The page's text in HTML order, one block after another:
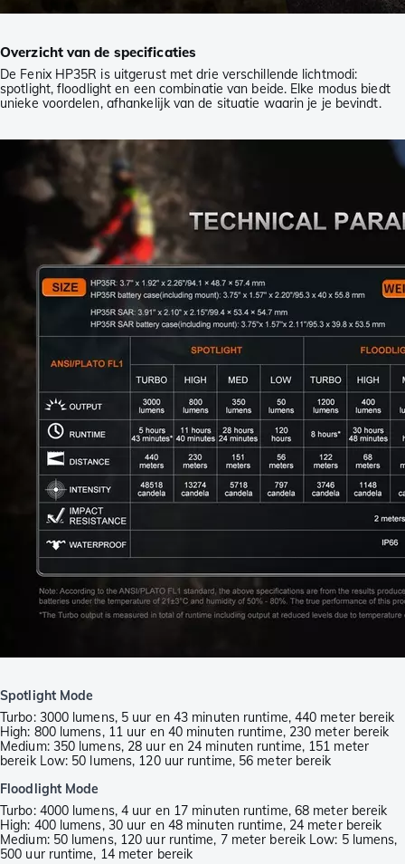
Overzicht van de specificaties
De Fenix HP35R is uitgerust met drie verschillende lichtmodi:
spotlight, floodlight en een combinatie van beide. Elke modus biedt
unieke voordelen, afhankelijk van de situatie waarin je je bevindt.
Spotlight Mode
Turbo: 3000 lumens, 5 uur en 43 minuten runtime, 440 meter bereik
High: 800 lumens, 11 uur en 40 minuten runtime, 230 meter bereik
Medium: 350 lumens, 28 uur en 24 minuten runtime, 151 meter
bereik Low: 50 lumens, 120 uur runtime, 56 meter bereik
Floodlight Mode
Turbo: 4000 lumens, 4 uur en 17 minuten runtime, 68 meter bereik
High: 400 lumens, 30 uur en 48 minuten runtime, 24 meter bereik
Medium: 50 lumens, 120 uur runtime, 7 meter bereik Low: 5 lumens,
500 uur runtime, 14 meter bereik